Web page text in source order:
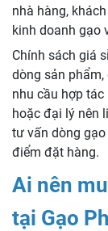
nhà hàng,
kinh doanh gạo
Chính sách giá
dòng sản
nhu cầu hợp
hoặc đại lý nên
tư vấn dòng
điểm đặt hàng.
Ai nên
tại Gạo